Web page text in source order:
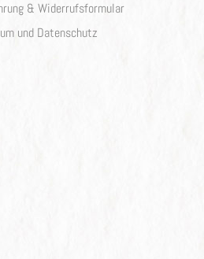
& Widerrufsformular
und Datenschutz